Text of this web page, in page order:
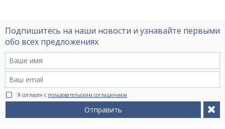
Подпишитесь на наши новости и узнавайте первыми
обо всех предложениях
Я согласен с пользовательским соглашением
Отправить